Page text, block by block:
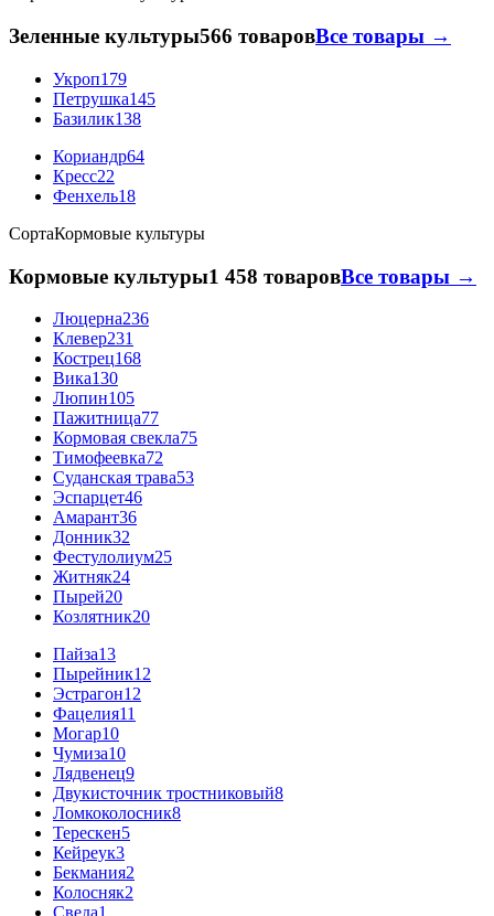
Зеленные культуры566 товаровВсе товары →
Укроп179
Петрушка145
Базилик138
Кориандр64
Кресс22
Фенхель18
СортаКормовые культуры
Кормовые культуры1 458 товаровВсе товары →
Люцерна236
Клевер231
Кострец168
Вика130
Люпин105
Пажитница77
Кормовая свекла75
Тимофеевка72
Суданская трава53
Эспарцет46
Амарант36
Донник32
Фестулолиум25
Житняк24
Пырей20
Козлятник20
Пайза13
Пырейник12
Эстрагон12
Фацелия11
Могар10
Чумиза10
Лядвенец9
Двукисточник тростниковый8
Ломкоколосник8
Терескен5
Кейреук3
Бекмания2
Колосняк2